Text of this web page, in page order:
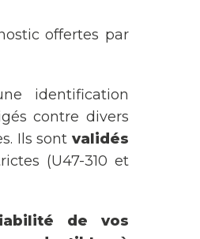
offertes par
identification
contre divers
Ils sont validés
(U47-310 et
de vos